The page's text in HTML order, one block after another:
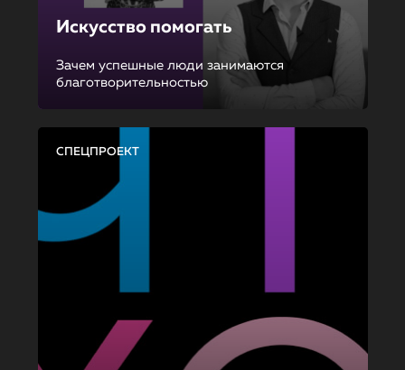
Искусство помогать
Зачем успешные люди занимаются
благотворительностью
СПЕЦПРОЕКТ